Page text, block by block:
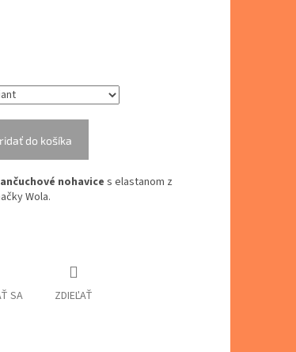
do košíka
nohavices elastanom z
Wola.
SA ZDIEĽAŤ